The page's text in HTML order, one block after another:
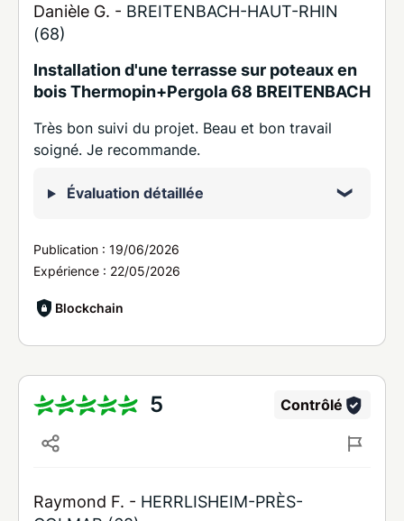
Danièle G. - BREITENBACH-HAUT-RHIN
(68)
Installation d'une terrasse sur poteaux en
bois Thermopin+Pergola 68 BREITENBACH
Très bon suivi du projet. Beau et bon travail
soigné. Je recommande.
Évaluation détaillée
Publication : 19/06/2026
Expérience : 22/05/2026
Blockchain
5 Contrôlé
Raymond F. - HERRLISHEIM-PRÈS-